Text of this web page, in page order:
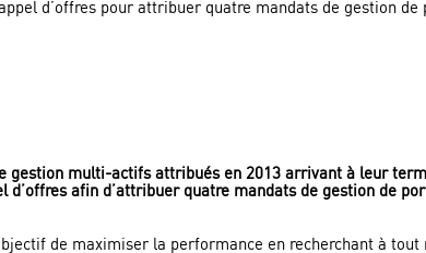
appel d’offres pour attribuer quatre mandats de gestion
gestion multi-actifs attribués en 2013 arrivant à leur
d’offres afin d’attribuer quatre mandats de gestion de
de maximiser la performance en recherchant à tout